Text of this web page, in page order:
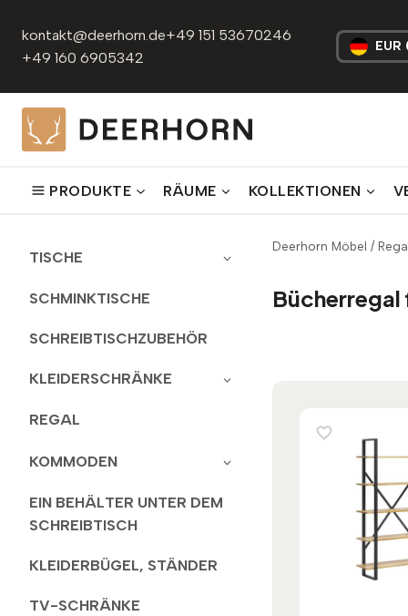
Inhalt
springen
kontakt@deerhorn.de+49 151 53670246
+49 160 6905342
PRODUKTE RÄUME KOLLEKTIONEN
TISCHE
SCHMINKTISCHE
SCHREIBTISCHZUBEHÖR
KLEIDERSCHRÄNKE
REGAL
KOMMODEN
EIN BEHÄLTER UNTER DEM
SCHREIBTISCH
KLEIDERBÜGEL, STÄNDER
TV-SCHRÄNKE
Deerhorn Möbel /
Bücherregal